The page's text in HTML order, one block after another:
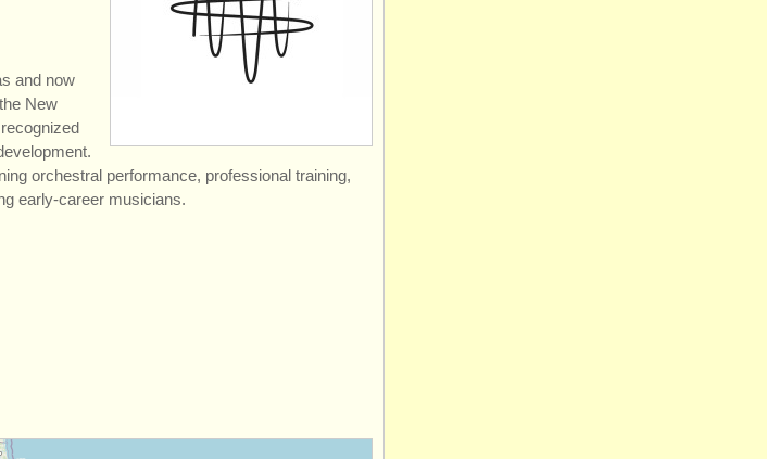
and now
New
orchestral performance, professional training,
early-career musicians.